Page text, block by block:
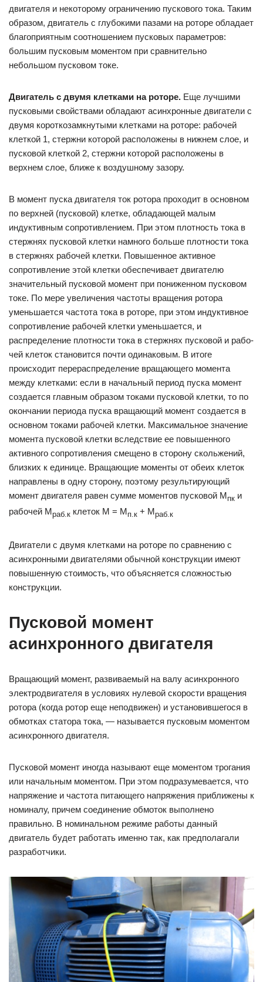
двигателя и некоторому ограни­чению пускового тока. Таким
образом, двигатель с глубокими пазами на роторе об­ладает
благоприятным соотношением пусковых параметров:
большим пусковым моментом при сравнительно
небольшом пус­ковом токе.
Двигатель с двумя клетками на роторе. Еще лучшими
пусковыми свойствами обладают асинхронные двигатели с
двумя короткозамкнутыми клетками на роторе: рабочей
клеткой 1, стержни которой расположены в ниж­нем слое, и
пусковой клеткой 2, стержни которой расположены в
верхнем слое, ближе к воздушному зазору.
В момент пуска двигателя ток ротора проходит в основном
по верхней (пусковой) клетке, обладающей малым
индуктивным со­противлением. При этом плотность тока в
стержнях пусковой клетки намного больше плотности тока
в стержнях рабочей клетки. Повышенное активное
сопротивление этой клетки обеспечивает двигателю
значитель­ный пусковой момент при пони­женном пусковом
токе. По мере увеличения частоты вращения ро­тора
уменьшается частота тока в роторе, при этом индуктивное
со­противление рабочей клетки уменьшается, и
распределение плотности тока в стержнях пусковой и рабо­
чей клеток становится почти оди­наковым. В итоге
происходит пере­распределение вращающего момента
между клетками: если в начальный период пуска момент
создается главным образом токами пусковой клетки, то по
окончании периода пуска вращающий момент создается в
основном токами рабочей клетки. Максимальное значение
момента пусковой клетки вследствие ее повышенного
активного сопротивления смещено в сторону скольжений,
близких к единице. Вращающие моменты от обеих клеток
направлены в одну сторону, поэтому результирующий
момент двигателя равен сумме моментов пусковой Мпк и
рабочей Мраб.к клеток М = Мп.к + Мраб.к
Двигатели с двумя клетками на роторе по сравнению с
асин­хронными двигателями обычной конструкции имеют
повышенную стоимость, что объясняется сложностью
конструкции.
Пусковой момент
асинхронного двигателя
Вращающий момент, развиваемый на валу асинхронного
электродвигателя в условиях нулевой скорости вращения
ротора (когда ротор еще неподвижен) и установившегося в
обмотках статора тока, — называется пусковым моментом
асинхронного двигателя.
Пусковой момент иногда называют еще моментом трогания
или начальным моментом. При этом подразумевается, что
напряжение и частота питающего напряжения приближены к
номиналу, причем соединение обмоток выполнено
правильно. В номинальном режиме работы данный
двигатель будет работать именно так, как предполагали
разработчики.